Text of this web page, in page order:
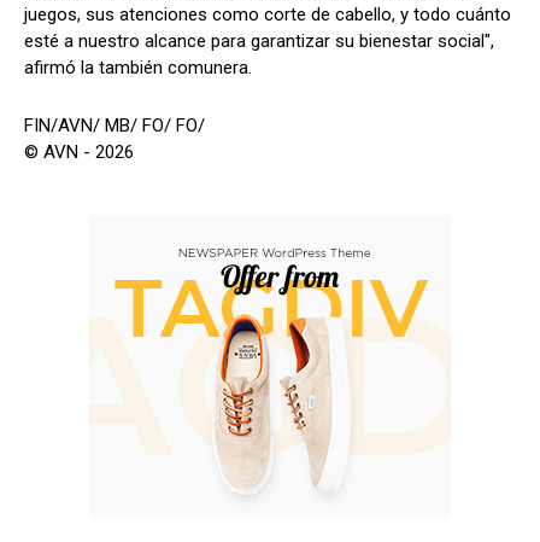
juegos, sus atenciones como corte de cabello, y todo cuánto
esté a nuestro alcance para garantizar su bienestar social",
afirmó la también comunera.
FIN/AVN/ MB/ FO/ FO/
© AVN - 2026